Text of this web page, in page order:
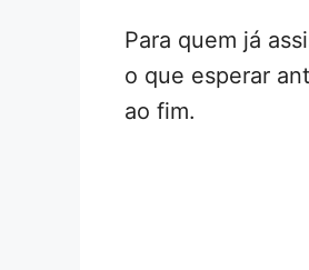
Para quem já
o que esperar
ao fim.